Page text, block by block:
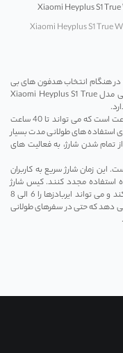
در هنگام انتخاب هدفون‌ های بی
‌سیم مورد توجه قرار می‌ گیرد. هدفون بی‌ سیم شیائومی مدل Xiaomi Heyplus S1 True
هر ایرباد دارای باتری با ظرفیت 220-300 میلی‌ آمپر ساعت است که می ‌تواند تا 40 ساعت
استفاده ‌های طولانی مدت بسیار
تمام شدن شارژ، به فعالیت ‌های
به 1.5 ساعت زمان نیاز است. این زمان شارژ سریع به کاربران
استفاده مجدد کنند. کیس شارژ
همراه ایربادزها نیز به عنوان یک بانک قدرت عمل می‌ کند و می‌ تواند ایربادزها را 6 الی 8
می‌ دهد که حتی در سفرهای طولانی